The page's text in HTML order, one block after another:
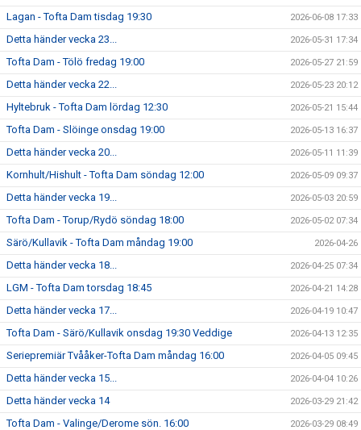
Lagan - Tofta Dam tisdag 19:30 2026-06-08 17:33
Detta händer vecka 23... 2026-05-31 17:34
Tofta Dam - Tölö fredag 19:00 2026-05-27 21:59
Detta händer vecka 22... 2026-05-23 20:12
Hyltebruk - Tofta Dam lördag 12:30 2026-05-21 15:44
Tofta Dam - Slöinge onsdag 19:00 2026-05-13 16:37
Detta händer vecka 20... 2026-05-11 11:39
Kornhult/Hishult - Tofta Dam söndag 12:00 2026-05-09 09:37
Detta händer vecka 19... 2026-05-03 20:59
Tofta Dam - Torup/Rydö söndag 18:00 2026-05-02 07:34
Särö/Kullavik - Tofta Dam måndag 19:00 2026-04-26
Detta händer vecka 18... 2026-04-25 07:34
LGM - Tofta Dam torsdag 18:45 2026-04-21 14:28
Detta händer vecka 17... 2026-04-19 10:47
Tofta Dam - Särö/Kullavik onsdag 19:30 Veddige 2026-04-13 12:35
Seriepremiär Tvååker-Tofta Dam måndag 16:00 2026-04-05 09:45
Detta händer vecka 15... 2026-04-04 10:26
Detta händer vecka 14 2026-03-29 21:42
Tofta Dam - Valinge/Derome sön. 16:00 2026-03-29 08:49